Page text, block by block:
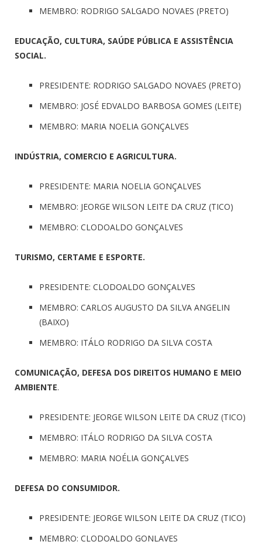
MEMBRO: RODRIGO SALGADO NOVAES (PRETO)
EDUCAÇÃO, CULTURA, SAÚDE PÚBLICA E ASSISTÊNCIA
SOCIAL.
PRESIDENTE: RODRIGO SALGADO NOVAES (PRETO)
MEMBRO: JOSÉ EDVALDO BARBOSA GOMES (LEITE)
MEMBRO: MARIA NOELIA GONÇALVES
INDÚSTRIA, COMERCIO E AGRICULTURA.
PRESIDENTE: MARIA NOELIA GONÇALVES
MEMBRO: JEORGE WILSON LEITE DA CRUZ (TICO)
MEMBRO: CLODOALDO GONÇALVES
TURISMO, CERTAME E ESPORTE.
PRESIDENTE: CLODOALDO GONÇALVES
MEMBRO: CARLOS AUGUSTO DA SILVA ANGELIN
(BAIXO)
MEMBRO: ITÁLO RODRIGO DA SILVA COSTA
COMUNICAÇÃO, DEFESA DOS DIREITOS HUMANO E MEIO
AMBIENTE.
PRESIDENTE: JEORGE WILSON LEITE DA CRUZ (TICO)
MEMBRO: ITÁLO RODRIGO DA SILVA COSTA
MEMBRO: MARIA NOÉLIA GONÇALVES
DEFESA DO CONSUMIDOR.
PRESIDENTE: JEORGE WILSON LEITE DA CRUZ (TICO)
MEMBRO: CLODOALDO GONLAVES